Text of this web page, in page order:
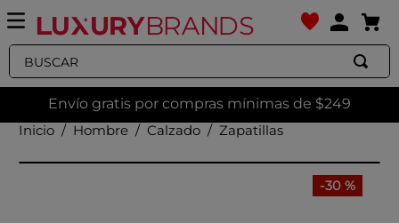
Buscar
Envío gratis por compras mínimas de $249
Hombre
Calzado Zapatillas
-30 %